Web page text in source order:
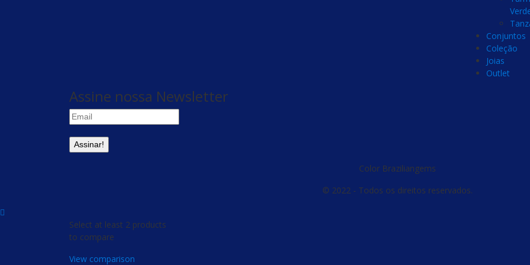
Conjuntos
Coleção
Joias
Outlet
Assine nossa Newsletter
Color Braziliangems
© 2022 - Todos os direitos reservados.
Select at least 2 products
to compare
View comparison